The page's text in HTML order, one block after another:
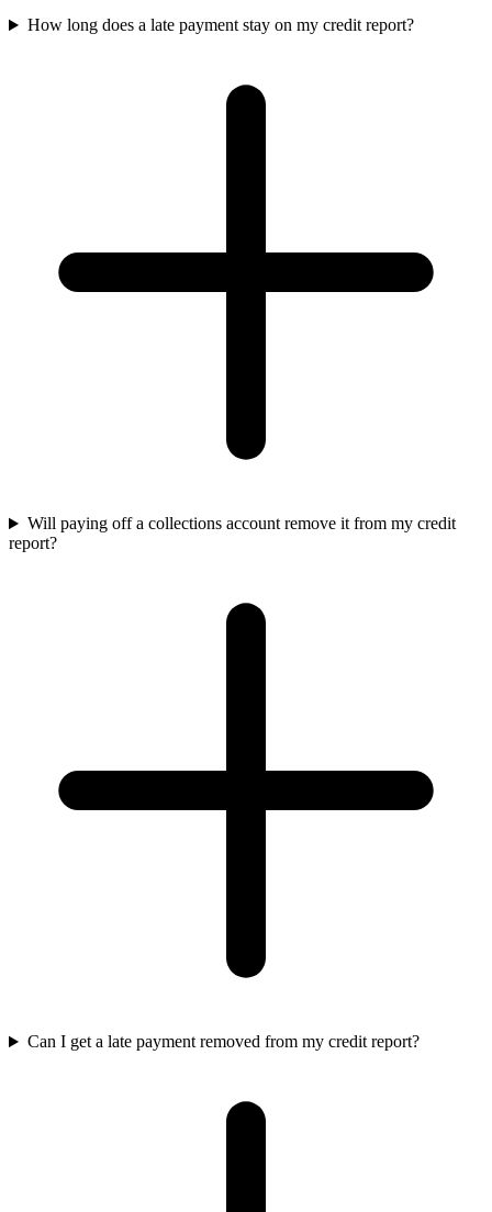
How long does a late payment stay on my credit report?
Will paying off a collections account remove it from my credit
report?
Can I get a late payment removed from my credit report?